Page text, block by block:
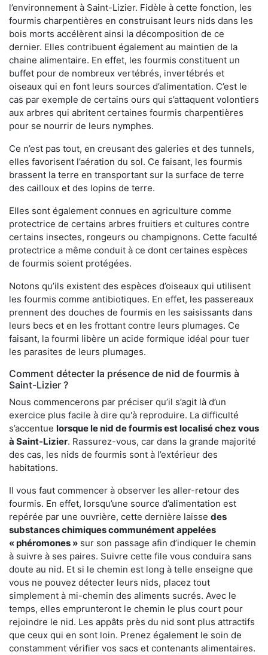
l’environnement à Saint-Lizier. Fidèle à cette fonction, les
fourmis charpentières en construisant leurs nids dans les
bois morts accélèrent ainsi la décomposition de ce
dernier. Elles contribuent également au maintien de la
chaine alimentaire. En effet, les fourmis constituent un
buffet pour de nombreux vertébrés, invertébrés et
oiseaux qui en font leurs sources d’alimentation. C’est le
cas par exemple de certains ours qui s’attaquent volontiers
aux arbres qui abritent certaines fourmis charpentières
pour se nourrir de leurs nymphes.
Ce n’est pas tout, en creusant des galeries et des tunnels,
elles favorisent l’aération du sol. Ce faisant, les fourmis
brassent la terre en transportant sur la surface de terre
des cailloux et des lopins de terre.
Elles sont également connues en agriculture comme
protectrice de certains arbres fruitiers et cultures contre
certains insectes, rongeurs ou champignons. Cette faculté
protectrice a même conduit à ce dont certaines espèces
de fourmis soient protégées.
Notons qu’ils existent des espèces d’oiseaux qui utilisent
les fourmis comme antibiotiques. En effet, les passereaux
prennent des douches de fourmis en les saisissants dans
leurs becs et en les frottant contre leurs plumages. Ce
faisant, la fourmi libère un acide formique idéal pour tuer
les parasites de leurs plumages.
Comment détecter la présence de nid de fourmis à
Saint-Lizier ?
Nous commencerons par préciser qu’il s’agit là d’un
exercice plus facile à dire qu'à reproduire. La difficulté
s’accentue lorsque le nid de fourmis est localisé chez vous
à Saint-Lizier. Rassurez-vous, car dans la grande majorité
des cas, les nids de fourmis sont à l’extérieur des
habitations.
Il vous faut commencer à observer les aller-retour des
fourmis. En effet, lorsqu’une source d’alimentation est
repérée par une ouvrière, cette dernière laisse des
substances chimiques communément appelées
« phéromones » sur son passage afin d’indiquer le chemin
à suivre à ses paires. Suivre cette file vous conduira sans
doute au nid. Et si le chemin est long à telle enseigne que
vous ne pouvez détecter leurs nids, placez tout
simplement à mi-chemin des aliments sucrés. Avec le
temps, elles emprunteront le chemin le plus court pour
rejoindre le nid. Les appâts près du nid sont plus attractifs
que ceux qui en sont loin. Prenez également le soin de
constamment vérifier vos sacs et contenants alimentaires.